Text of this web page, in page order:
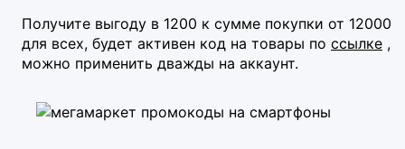
Получите выгоду в 1200 к сумме покупки от 12000
для всех, будет активен код на товары по ссылке ,
можно применить дважды на аккаунт.